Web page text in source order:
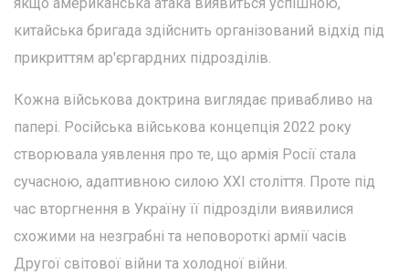
китайська бригада здійснить організований відхід під
прикриттям ар'єргардних підрозділів.
Кожна військова доктрина виглядає привабливо на
папері. Російська військова концепція 2022 року
створювала уявлення про те, що армія Росії стала
сучасною, адаптивною силою XXI століття. Проте під
час вторгнення в Україну її підрозділи виявилися
схожими на незграбні та неповороткі армії часів
Другої світової війни та холодної війни.